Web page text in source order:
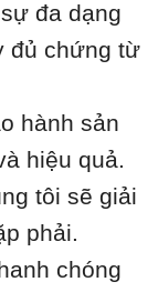
đa dạng
đủ chứng từ
hành sản
hiệu quả.
tôi sẽ giải
phải.
chóng